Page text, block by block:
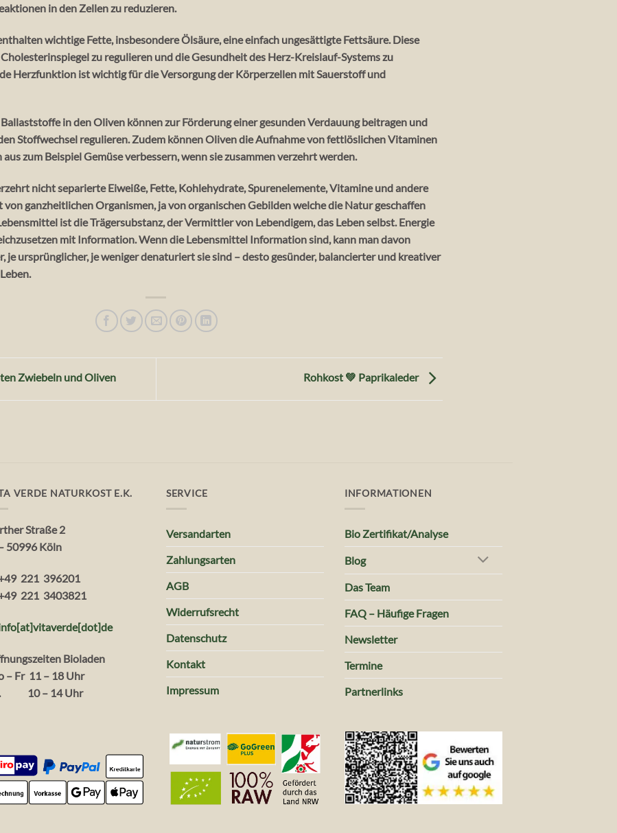
in den Zellen zu reduzieren.
wichtige Fette, insbesondere Ölsäure, eine einfach ungesättigte Fettsäure. Diese
zu regulieren und die Gesundheit des Herz-Kreislauf-Systems zu
Herzfunktion ist wichtig für die Versorgung der Körperzellen mit Sauerstoff und
in den Oliven können zur Förderung einer gesunden Verdauung beitragen und
Stoffwechsel regulieren. Zudem können Oliven die Aufnahme von fettlöslichen Vitaminen
zum Beispiel Gemüse verbessern, wenn sie zusammen verzehrt werden.
nicht separierte Eiweiße, Fette, Kohlehydrate, Spurenelemente, Vitamine und andere
von ganzheitlichen Organismen, ja von organischen Gebilden welche die Natur geschaffen
ist die Trägersubstanz, der Vermittler von Lebendigem, das Leben selbst. Energie
mit Information. Wenn die Lebensmittel Information sind, kann man davon
je ursprünglicher, je weniger denaturiert sie sind – desto gesünder, balancierter und kreativer
Zwiebeln und Oliven Rohkost 💚 Paprikaleder
VERDE NATURKOST E.K.
Straße 2
50996 Köln
221 396201
221 3403821
[dot]de
Bioladen
– Fr 11 – 18 Uhr
10 – 14 Uhr
SERVICE
Versandarten
Zahlungsarten
AGB
Widerrufsrecht
Datenschutz
Kontakt
Impressum
INFORMATIONEN
Bio Zertifikat/Analyse
Blog
Das Team
FAQ – Häufige Fragen
Newsletter
Termine
Partnerlinks